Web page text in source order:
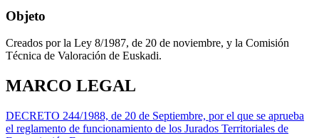
Objeto
Creados por la Ley 8/1987, de 20 de noviembre, y la Comisión
Técnica de Valoración de Euskadi.
MARCO LEGAL
DECRETO 244/1988, de 20 de Septiembre, por el que se aprueba
el reglamento de funcionamiento de los Jurados Territoriales de